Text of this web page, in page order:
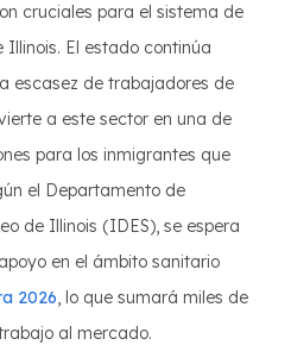
cruciales para el sistema de
El estado continúa
escasez de trabajadores de
a este sector en una de
para los inmigrantes que
el Departamento de
de Illinois (IDES), se espera
en el ámbito sanitario
2026, lo que sumará miles de
al mercado.